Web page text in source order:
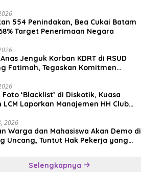
554 Penindakan, Bea Cukai Batam
Target Penerimaan Negara
Jenguk Korban KDRT di RSUD
Fatimah, Tegaskan Komitmen
‘Blacklist’ di Diskotik, Kuasa
LCM Laporkan Manajemen HH Club
2026
Warga dan Mahasiswa Akan Demo di
Uncang, Tuntut Hak Pekerja yang
Selengkapnya